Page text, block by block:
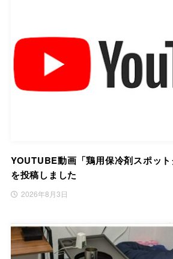
YOUTUBE動画「鶏用保冷剤スポット
を投稿しました
2026年8月3日